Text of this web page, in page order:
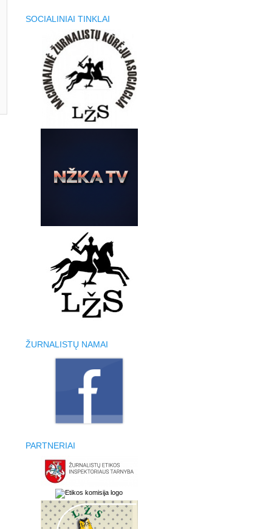
SOCIALINIAI TINKLAI
ŽURNALISTŲ NAMAI
PARTNERIAI